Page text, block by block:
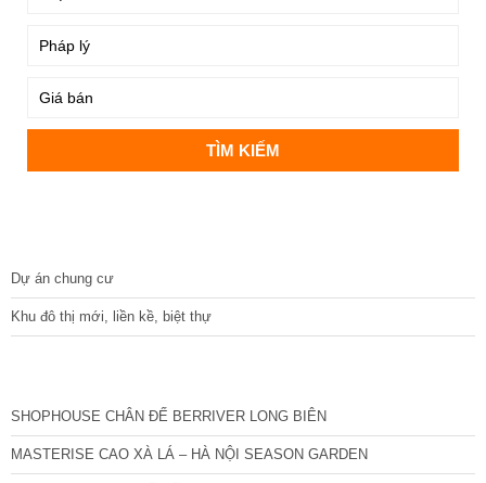
Dự án chung cư
Khu đô thị mới, liền kề, biệt thự
SHOPHOUSE CHÂN ĐẾ BERRIVER LONG BIÊN
MASTERISE CAO XÀ LÁ – HÀ NỘI SEASON GARDEN